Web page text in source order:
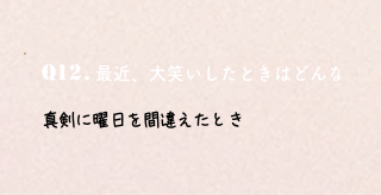
Q12. 最近、大笑いしたときはどんな時？
真剣に曜日を間違えたとき